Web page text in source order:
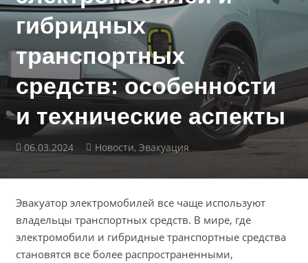
гибридных
транспортных
средств: особенности
и технические аспекты
06.03.2024 Новости, Эвакуация
Эвакуатор электромобилей все чаще используют
владельцы транспортных средств. В мире, где
электромобили и гибридные транспортные средства
становятся все более распространенными,